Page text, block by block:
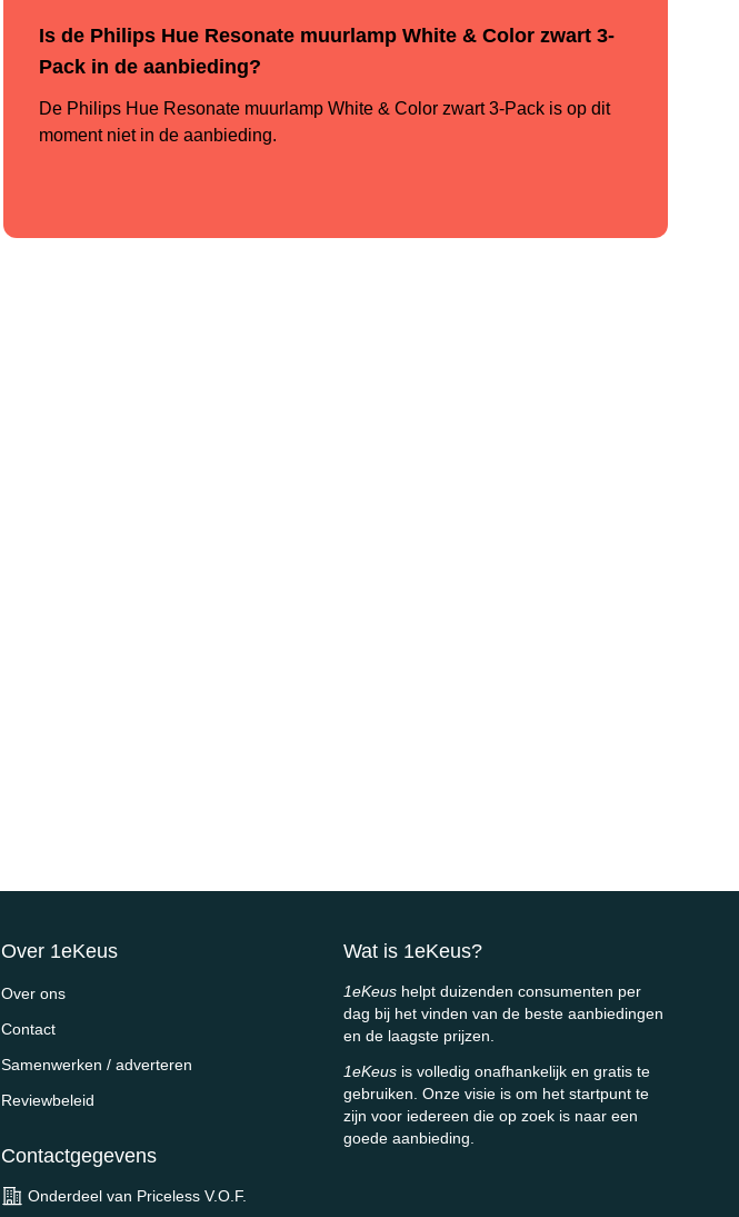
Is de Philips Hue Resonate muurlamp White & Color zwart 3-
Pack in de aanbieding?
De Philips Hue Resonate muurlamp White & Color zwart 3-Pack is op dit
moment niet in de aanbieding.
Over 1eKeus
Over ons
Contact
Samenwerken / adverteren
Reviewbeleid
Contactgegevens
Onderdeel van Priceless V.O.F.
Wat is 1eKeus?
1eKeus helpt duizenden consumenten per
dag bij het vinden van de beste aanbiedingen
en de laagste prijzen.
1eKeus is volledig onafhankelijk en gratis te
gebruiken. Onze visie is om het startpunt te
zijn voor iedereen die op zoek is naar een
goede aanbieding.